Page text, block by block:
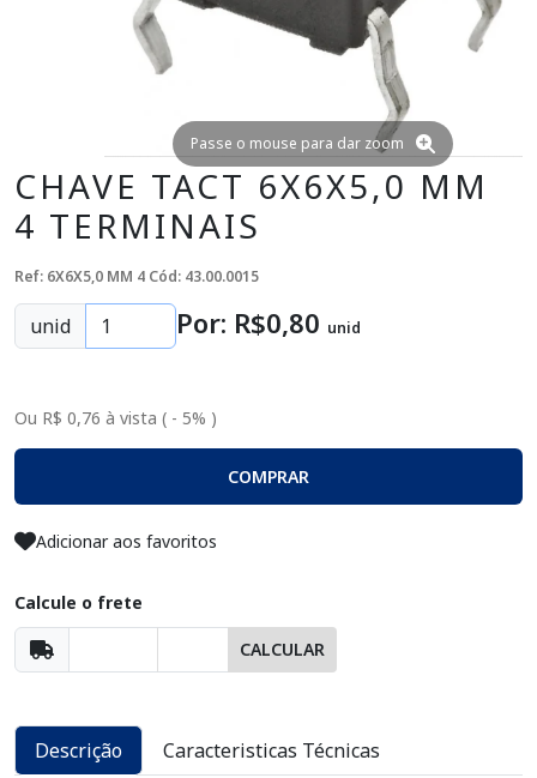
Passe o mouse para dar zoom
CHAVE TACT 6X6X5,0 MM
4 TERMINAIS
Ref: 6X6X5,0 MM 4 Cód: 43.00.0015
unid Por: R$0,80 unid
Ou R$ 0,76 à vista ( - 5% )
COMPRAR
Adicionar aos favoritos
Calcule o frete
CALCULAR
Descrição Caracteristicas Técnicas